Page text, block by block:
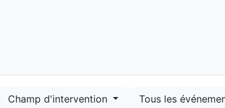
Champ d'intervention Tous les